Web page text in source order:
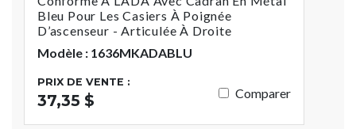
Bleu Pour Les Casiers À Poignée
D’ascenseur - Articulée À Droite
Modèle : 1636MKADABLU
PRIX DE VENTE :
37,35 $ Comparer